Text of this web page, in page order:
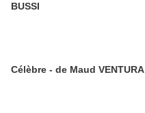
BUSSI
Célèbre - de Maud VENTURA